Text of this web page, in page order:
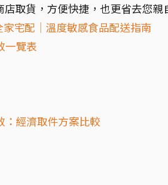
取貨，方便快捷，也更省去您親
宅配｜溫度敏感食品配送指南
一覽表
：經濟取件方案比較